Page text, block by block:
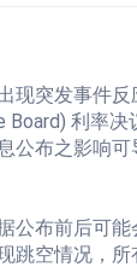
现突发事件
Board) 利率
公布之影响
公布前后可能
跳空情况，